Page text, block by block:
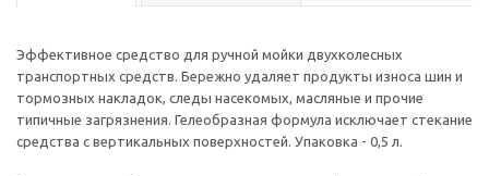
Эффективное средство для ручной мойки двухколесных
транспортных средств. Бережно удаляет продукты износа шин и
тормозных накладок, следы насекомых, масляные и прочие
типичные загрязнения. Гелеобразная формула исключает стекание
средства с вертикальных поверхностей. Упаковка - 0,5 л.